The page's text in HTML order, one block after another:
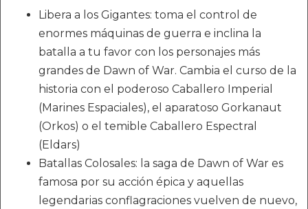
Libera a los Gigantes: toma el control de
enormes máquinas de guerra e inclina la
batalla a tu favor con los personajes más
grandes de Dawn of War. Cambia el curso de la
historia con el poderoso Caballero Imperial
(Marines Espaciales), el aparatoso Gorkanaut
(Orkos) o el temible Caballero Espectral
(Eldars)
Batallas Colosales: la saga de Dawn of War es
famosa por su acción épica y aquellas
legendarias conflagraciones vuelven de nuevo,